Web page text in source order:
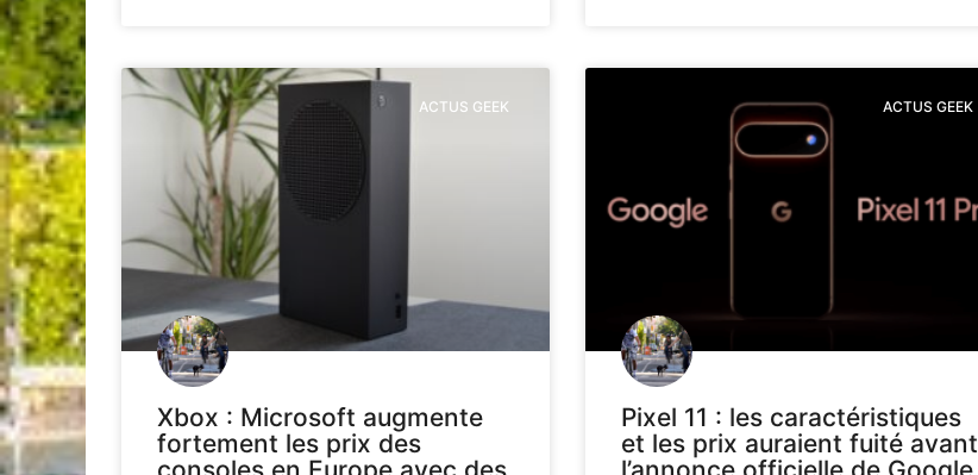
ACTUS GEEK
Xbox : Microsoft augmente
fortement les prix des
ACTUS GEEK
Pixel 11 : les caractéristiques
et les prix auraient fuité avant